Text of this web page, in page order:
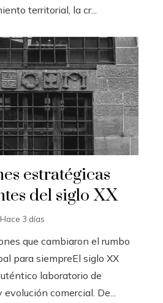
territorial, la cr...
estratégicas
del siglo XX
Hace 3 días
que cambiaron el rumbo
para siempreEl siglo XX
laboratorio de
comercial. De...